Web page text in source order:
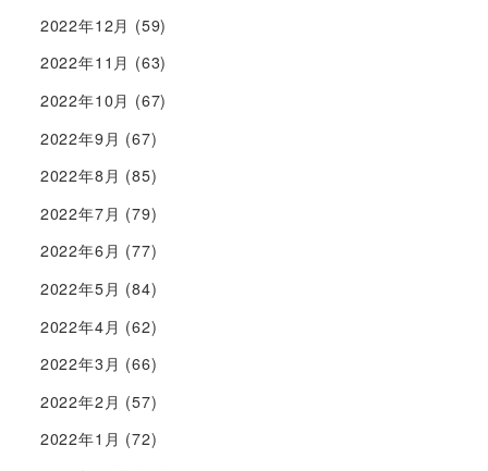
2022年12月 (59)
2022年11月 (63)
2022年10月 (67)
2022年9月 (67)
2022年8月 (85)
2022年7月 (79)
2022年6月 (77)
2022年5月 (84)
2022年4月 (62)
2022年3月 (66)
2022年2月 (57)
2022年1月 (72)